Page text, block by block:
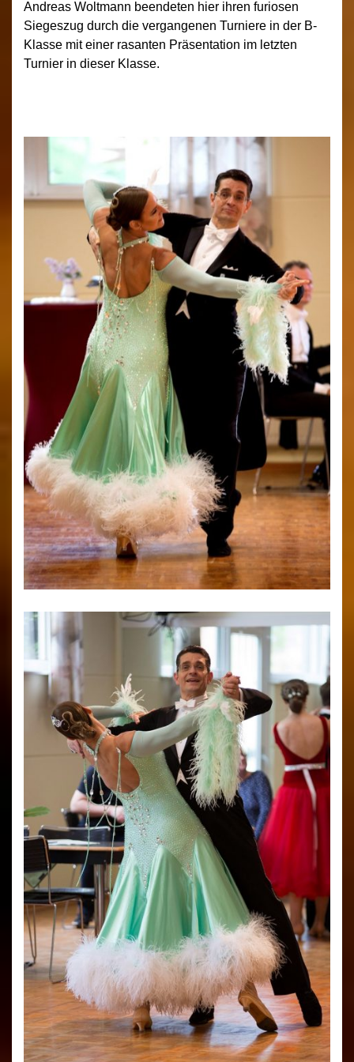
Andreas Woltmann beendeten hier ihren furiosen
Siegeszug durch die vergangenen Turniere in der B-
Klasse mit einer rasanten Präsentation im letzten
Turnier in dieser Klasse.